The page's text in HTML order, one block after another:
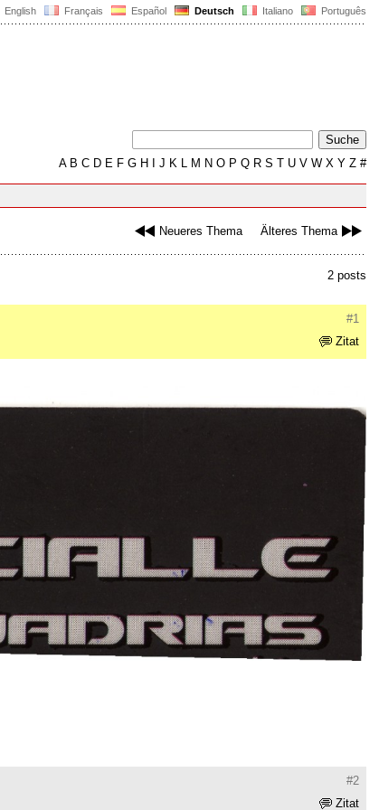
English Français Español Deutsch Italiano Português
AB C D E F G H J K L M N O P Q R S T U V W X Y Z #
Neueres Thema Älteres Thema
2 posts
#1
Zitat
#2
Zitat